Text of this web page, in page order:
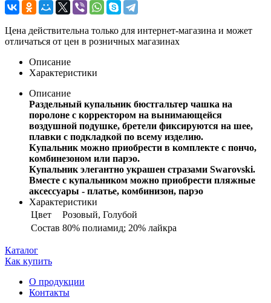
Цена действительна только для интернет-магазина и может
отличаться от цен в розничных магазинах
Описание
Характеристики
Описание
Раздельный купальник бюстгальтер чашка на
поролоне с корректором на вынимающейся
воздушной подушке, бретели фиксируются на шее,
плавки с подкладкой по всему изделию.
Купальник можно приобрести в комплекте с пончо,
комбинезоном или парэо.
Купальник элегантно украшен стразами Swarovski.
Вместе с купальником можно приобрести пляжные
аксессуары - платье, комбинизон, парэо
Характеристики
Цвет
Розовый, Голубой
Состав 80% полиамид; 20% лайкра
Каталог
Как купить
О продукции
Контакты